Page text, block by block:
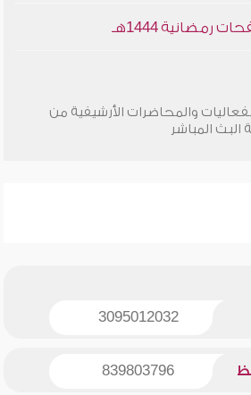
1444هـ
والمحاضرات الأرشيفية من
المباشر
3095012032
839803796